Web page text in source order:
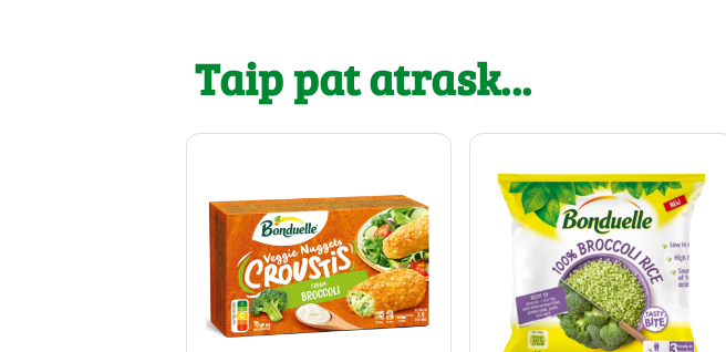
Taip pat atrask...